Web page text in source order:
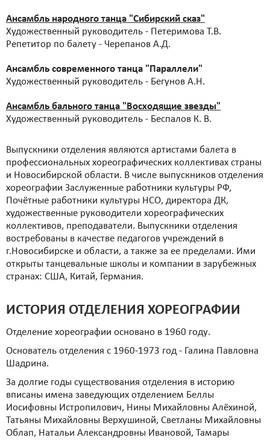
Ансамбль народного танца "Сибирский сказ"
Художественный руководитель - Петеримова Т.В.
Репетитор по балету - Черепанов А.Д.
Ансамбль современного танца "Параллели"
Художественный руководитель - Бегунов А.Н.
Ансамбль бального танца "Восходящие звезды"
Художественный руководитель - Беспалов К. В.
Выпускники отделения являются артистами балета в
профессиональных хореографических коллективах страны
и Новосибирской области. В числе выпускников отделения
хореографии Заслуженные работники культуры РФ,
Почётные работники культуры НСО, директора ДК,
художественные руководители хореографических
коллективов, преподаватели. Выпускники отделения
востребованы в качестве педагогов учреждений в
г.Новосибирске и области, а также за ее пределами. Ими
открыты танцевальные школы и компании в зарубежных
странах: США, Китай, Германия.
ИСТОРИЯ ОТДЕЛЕНИЯ ХОРЕОГРАФИИ
Отделение хореографии основано в 1960 году.
Основатель отделения с 1960-1973 год - Галина Павловна
Шадрина.
За долгие годы существования отделения в историю
вписаны имена заведующих отделением Беллы
Иосифовны Истропилович, Нины Михайловны Алёхиной,
Татьяны Михайловны Верхушиной, Светланы Михайловны
Облап, Натальи Александровны Ивановой, Тамары